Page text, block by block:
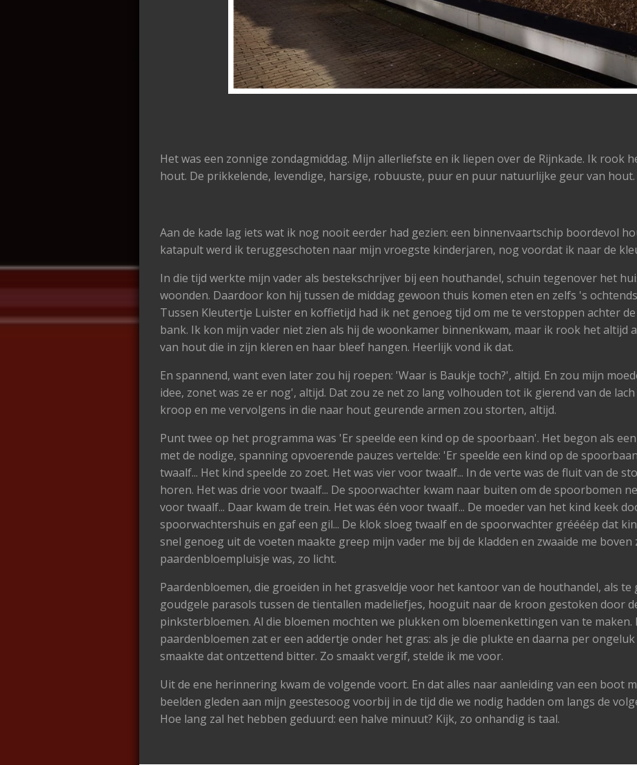
Het was een zonnige zondagmiddag. Mijn allerliefste en ik liepen over de Rijnkade. Ik rook
hout. De prikkelende, levendige, harsige, robuuste, puur en puur natuurlijke geur van hout.
Aan de kade lag iets wat ik nog nooit eerder had gezien: een binnenvaartschip boordevol
katapult werd ik teruggeschoten naar mijn vroegste kinderjaren, nog voordat ik naar de
In die tijd werkte mijn vader als bestekschrijver bij een houthandel, schuin tegenover het
woonden. Daardoor kon hij tussen de middag gewoon thuis komen eten en zelfs 's
Tussen Kleutertje Luister en koffietijd had ik net genoeg tijd om me te verstoppen achter
bank. Ik kon mijn vader niet zien als hij de woonkamer binnenkwam, maar ik rook het altijd
van hout die in zijn kleren en haar bleef hangen. Heerlijk vond ik dat.
En spannend, want even later zou hij roepen: 'Waar is Baukje toch?', altijd. En zou mijn
idee, zonet was ze er nog', altijd. Dat zou ze net zo lang volhouden tot ik gierend van de
kroop en me vervolgens in die naar hout geurende armen zou storten, altijd.
Punt twee op het programma was 'Er speelde een kind op de spoorbaan'. Het begon als
met de nodige, spanning opvoerende pauzes vertelde: 'Er speelde een kind op de
twaalf... Het kind speelde zo zoet. Het was vier voor twaalf... In de verte was de fluit van de
horen. Het was drie voor twaalf... De spoorwachter kwam naar buiten om de spoorbomen
voor twaalf... Daar kwam de trein. Het was één voor twaalf... De moeder van het kind keek
spoorwachtershuis en gaf een gil... De klok sloeg twaalf en de spoorwachter gréééép dat
snel genoeg uit de voeten maakte greep mijn vader me bij de kladden en zwaaide me
paardenbloempluisje was, zo licht.
Paardenbloemen, die groeiden in het grasveldje voor het kantoor van de houthandel, als
goudgele parasols tussen de tientallen madeliefjes, hooguit naar de kroon gestoken door
pinksterbloemen. Al die bloemen mochten we plukken om bloemenkettingen van te maken.
paardenbloemen zat er een addertje onder het gras: als je die plukte en daarna per
smaakte dat ontzettend bitter. Zo smaakt vergif, stelde ik me voor.
Uit de ene herinnering kwam de volgende voort. En dat alles naar aanleiding van een boot
beelden gleden aan mijn geestesoog voorbij in de tijd die we nodig hadden om langs de
Hoe lang zal het hebben geduurd: een halve minuut? Kijk, zo onhandig is taal.